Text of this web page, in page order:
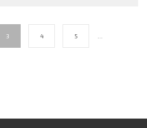
3 4 5